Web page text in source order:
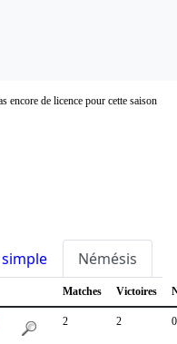
encore de licence pour cette saison
Némésis
Matches Victoires
2 2 0